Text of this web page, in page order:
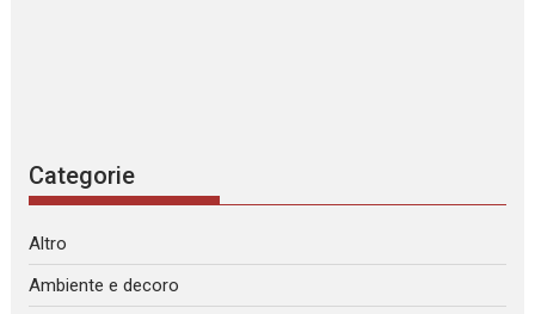
Categorie
Altro
Ambiente e decoro